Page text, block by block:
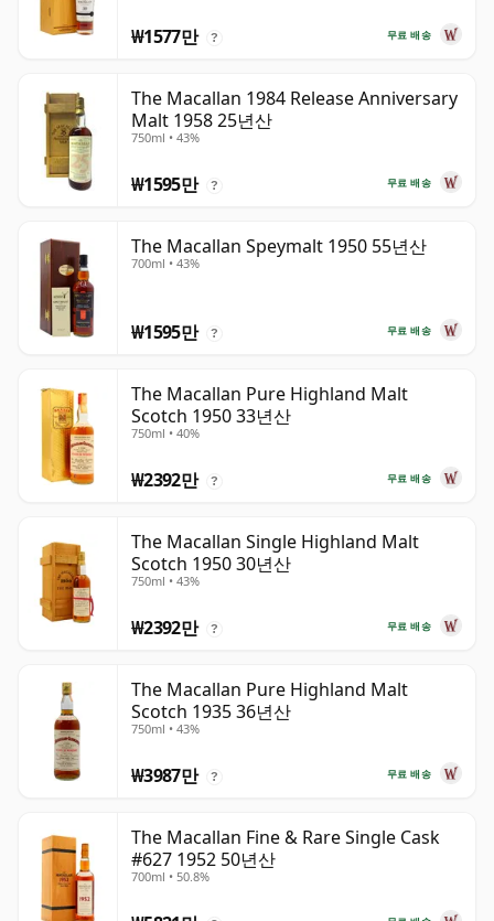
무료 배송
₩1577만 ?
The Macallan 1984 Release Anniversary
Malt 1958 25년산
750ml • 43%
무료 배송
₩1595만 ?
The Macallan Speymalt 1950 55년산
700ml • 43%
무료 배송
₩1595만 ?
The Macallan Pure Highland Malt
Scotch 1950 33년산
750ml • 40%
무료 배송
₩2392만 ?
The Macallan Single Highland Malt
Scotch 1950 30년산
750ml • 43%
무료 배송
₩2392만 ?
The Macallan Pure Highland Malt
Scotch 1935 36년산
750ml • 43%
무료 배송
₩3987만 ?
The Macallan Fine & Rare Single Cask
#627 1952 50년산
700ml • 50.8%